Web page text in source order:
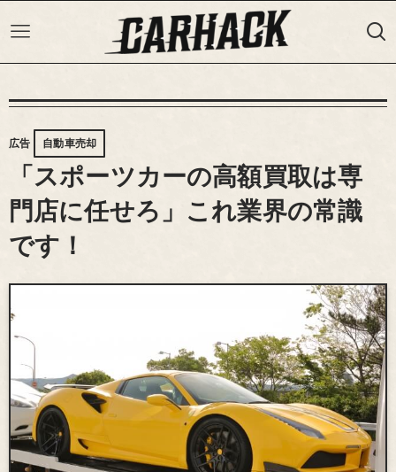
広告 自動車売却
「スポーツカーの高額買取は専
門店に任せろ」これ業界の常識
です！